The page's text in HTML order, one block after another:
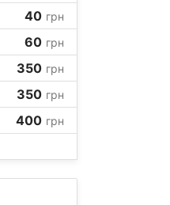
40 грн
60 грн
350 грн
350 грн
400 грн